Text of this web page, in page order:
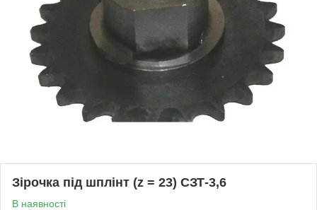
Зірочка під шплінт (z = 23) СЗТ-3,6
В наявності